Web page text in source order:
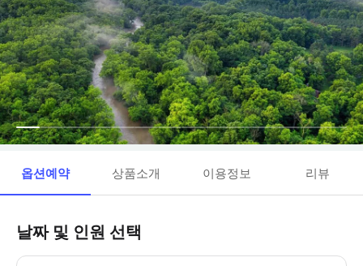
옵션예약 상품소개 이용정보 리뷰
날짜 및 인원 선택